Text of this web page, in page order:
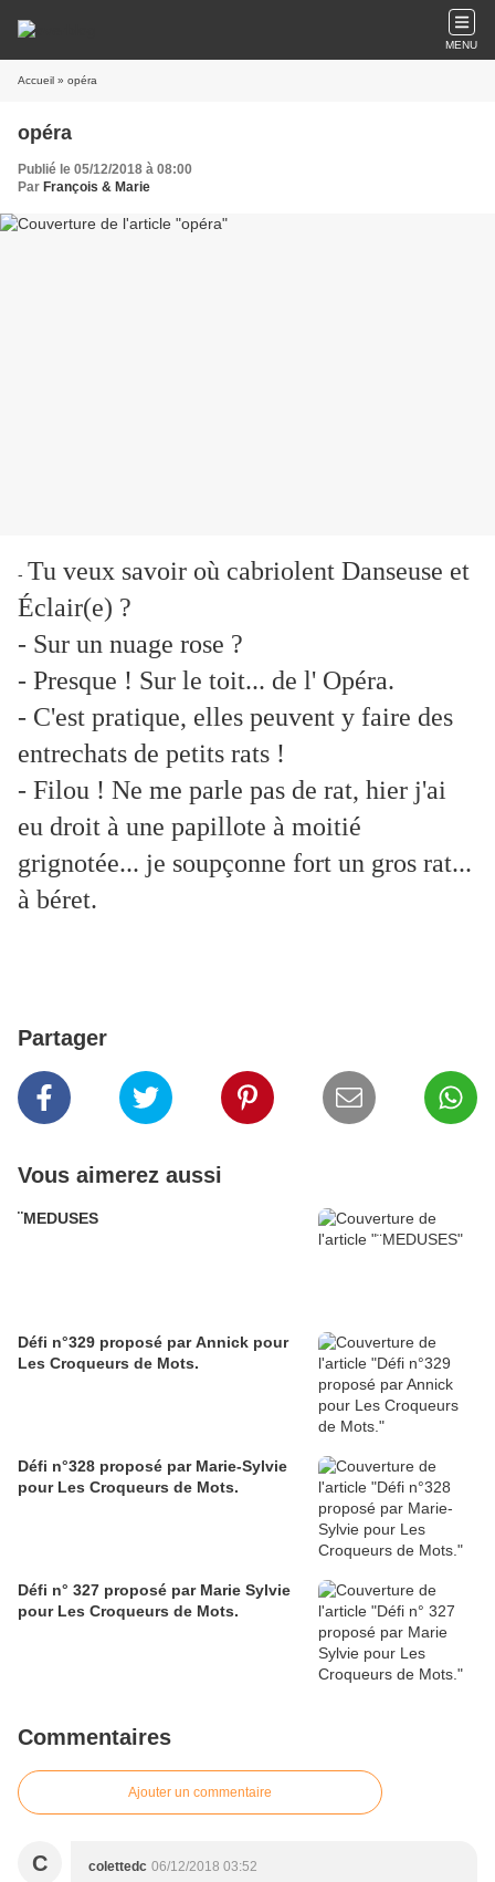
MENU
Accueil » opéra
opéra
Publié le 05/12/2018 à 08:00
Par François & Marie
- Tu veux savoir où cabriolent Danseuse et
Éclair(e) ?
- Sur un nuage rose ?
- Presque ! Sur le toit... de l' Opéra.
- C'est pratique, elles peuvent y faire des
entrechats de petits rats !
- Filou ! Ne me parle pas de rat, hier j'ai
eu droit à une papillote à moitié
grignotée... je soupçonne fort un gros rat...
à béret.
Partager
Vous aimerez aussi
¨MEDUSES
Défi n°329 proposé par Annick pour
Les Croqueurs de Mots.
Défi n°328 proposé par Marie-Sylvie
pour Les Croqueurs de Mots.
Défi n° 327 proposé par Marie Sylvie
pour Les Croqueurs de Mots.
Commentaires
Ajouter un commentaire
C colettedc 06/12/2018 03:52